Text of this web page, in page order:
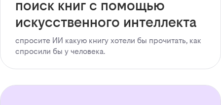
поиск книг с помощью
искусственного интеллекта
спросите ИИ какую книгу хотели бы прочитать, как
спросили бы у человека.